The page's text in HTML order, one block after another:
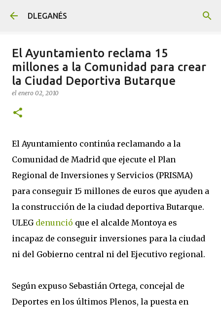
DLEGANÉS
El Ayuntamiento reclama 15
millones a la Comunidad para crear
la Ciudad Deportiva Butarque
el enero 02, 2010
El Ayuntamiento continúa reclamando a la
Comunidad de Madrid que ejecute el Plan
Regional de Inversiones y Servicios (PRISMA)
para conseguir 15 millones de euros que ayuden a
la construcción de la ciudad deportiva Butarque.
ULEG denunció que el alcalde Montoya es
incapaz de conseguir inversiones para la ciudad
ni del Gobierno central ni del Ejecutivo regional.
Según expuso Sebastián Ortega, concejal de
Deportes en los últimos Plenos, la puesta en